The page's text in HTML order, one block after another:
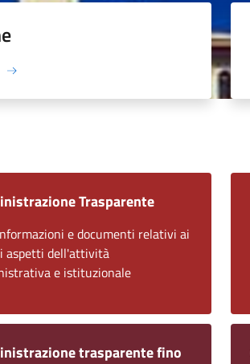
Trasparente
e documenti relativi ai
aspetti dell'attività
e istituzionale
trasparente fino